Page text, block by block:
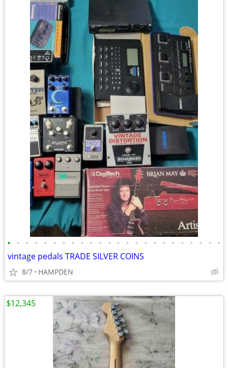
• • • • • • • • • • • • • • • • • • • • • • • •
vintage pedals TRADE SILVER COINS
8/7 HAMPDEN
$12,345